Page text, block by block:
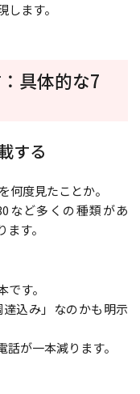
ます。
具体的な7
する
何度見たことか。
など多くの種類があ
す。
す。
込み」なのかも明示
が一本減ります。